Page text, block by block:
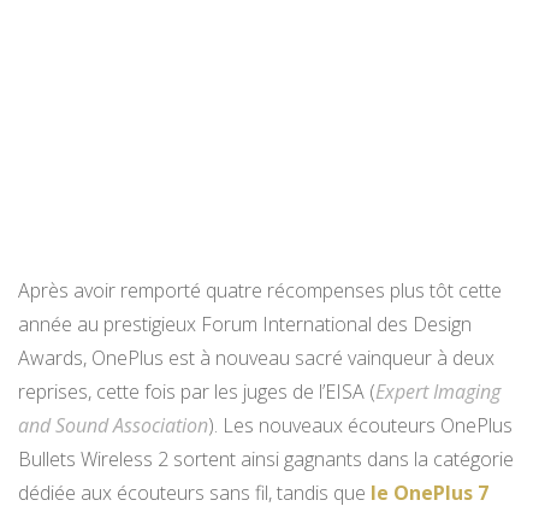
Après avoir remporté quatre récompenses plus tôt cette
année au prestigieux Forum International des Design
Awards, OnePlus est à nouveau sacré vainqueur à deux
reprises, cette fois par les juges de l’EISA (Expert Imaging
and Sound Association). Les nouveaux écouteurs OnePlus
Bullets Wireless 2 sortent ainsi gagnants dans la catégorie
dédiée aux écouteurs sans fil, tandis que le OnePlus 7